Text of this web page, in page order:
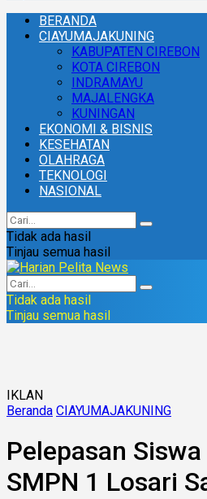
BERANDA
CIAYUMAJAKUNING
KABUPATEN CIREBON
KOTA CIREBON
INDRAMAYU
MAJALENGKA
KUNINGAN
EKONOMI & BISNIS
KESEHATAN
OLAHRAGA
TEKNOLOGI
NASIONAL
Tidak ada hasil
Tinjau semua hasil
Tidak ada hasil
Tinjau semua hasil
IKLAN
Beranda CIAYUMAJAKUNING
Pelepasan
SMPN 1 Losari